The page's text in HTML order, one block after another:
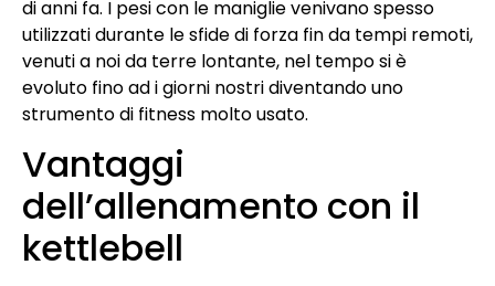
di anni fa. I pesi con le maniglie venivano spesso
utilizzati durante le sfide di forza fin da tempi remoti,
venuti a noi da terre lontante, nel tempo si è
evoluto fino ad i giorni nostri diventando uno
strumento di fitness molto usato.
Vantaggi
dell’allenamento con il
kettlebell